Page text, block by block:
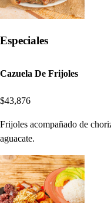
Especiales
Cazuela De Frijoles
$43,876
Frijoles acompañado de
aguacate.